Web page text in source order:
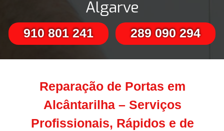
Algarve
910 801 241 289 090 294
Reparação de Portas em
Alcântarilha – Serviços
Profissionais, Rápidos e de